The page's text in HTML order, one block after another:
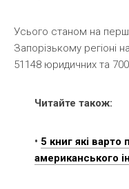
Усього станом на
Запорізькому регіоні
51148 юридичних та
Читайте також:
• 5 книг які варто
американського